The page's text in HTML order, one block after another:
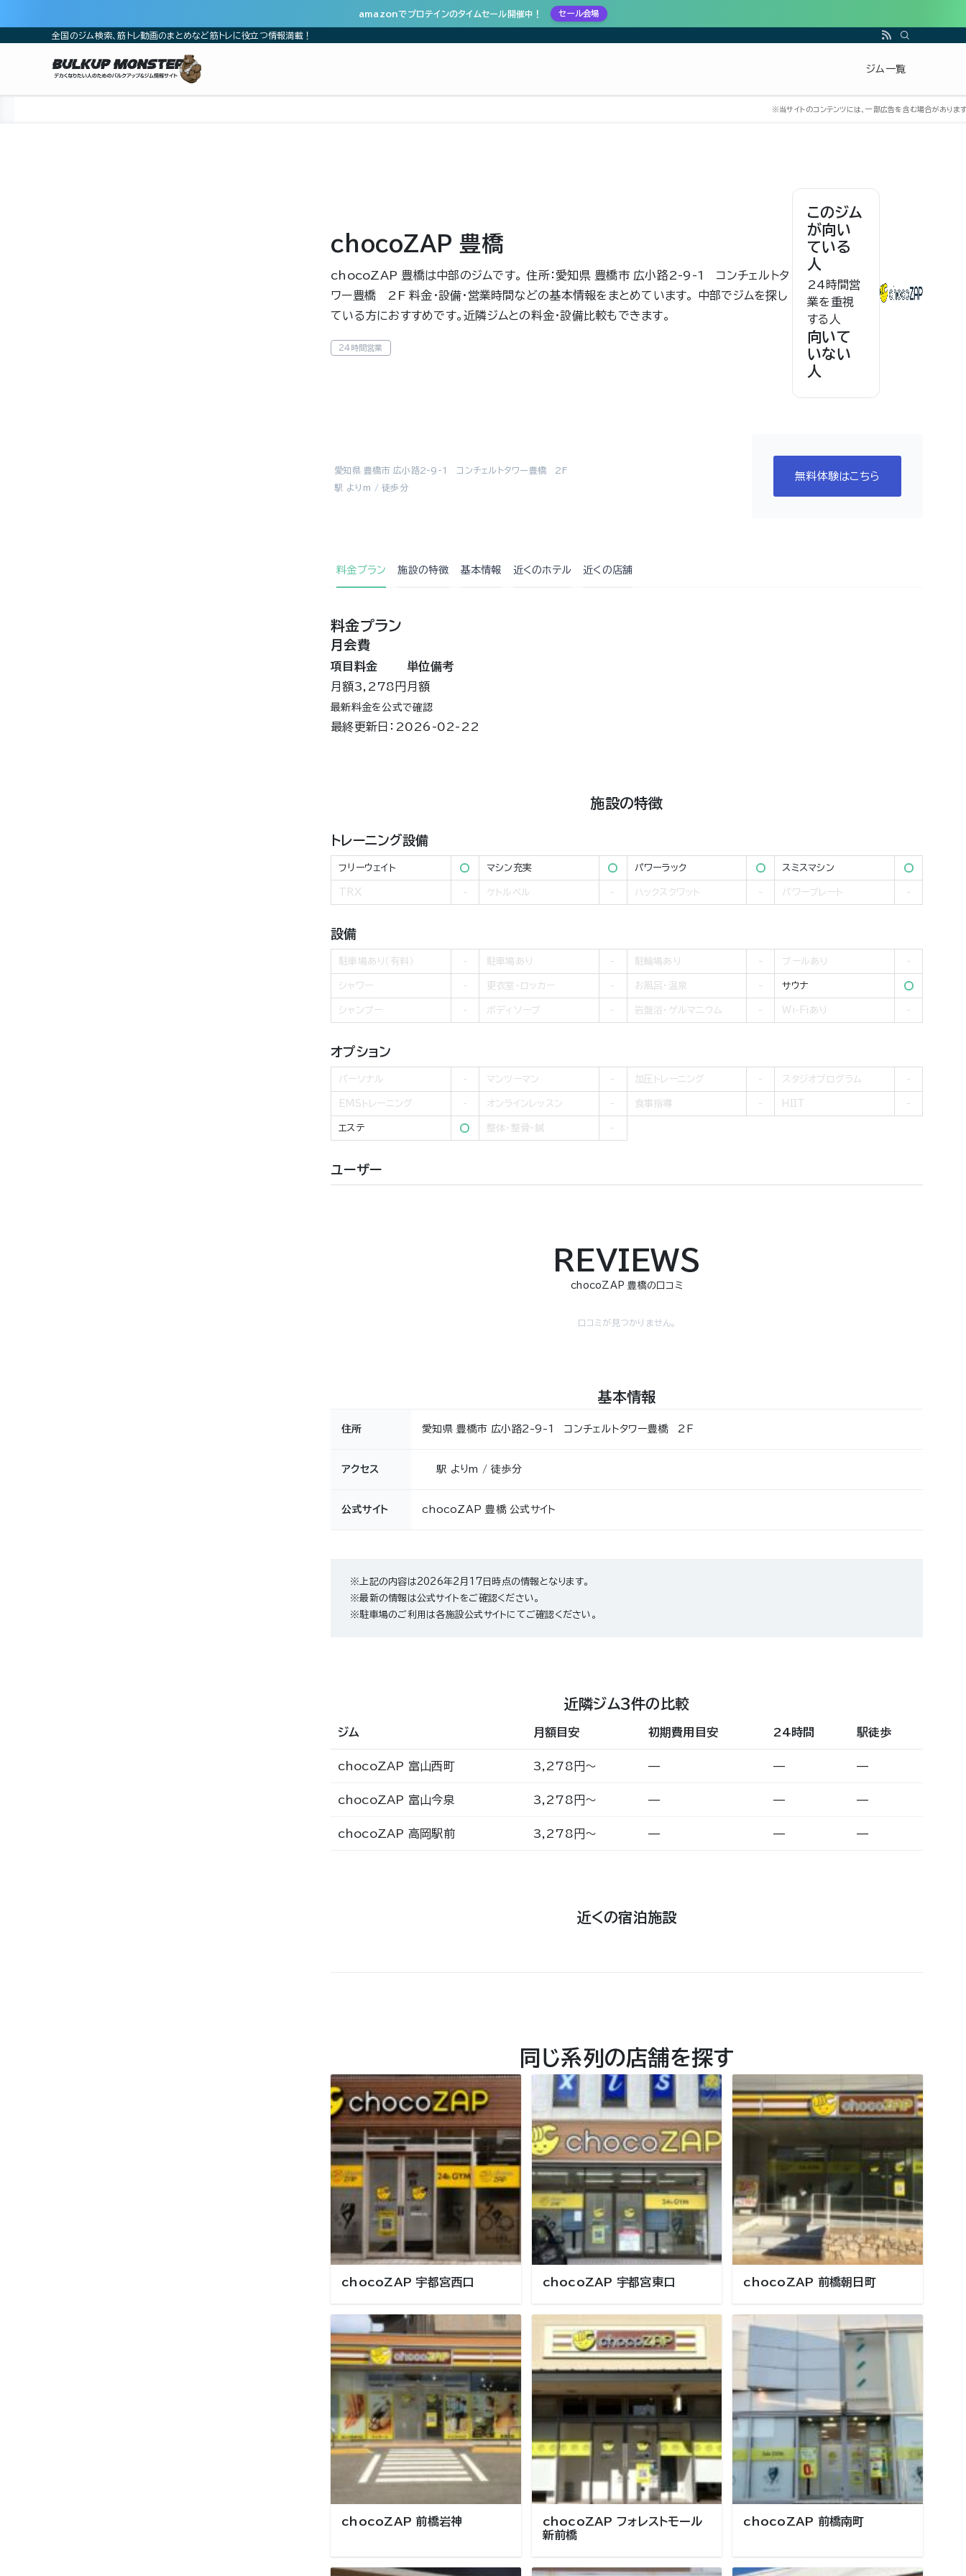
amazonでプロテインのタイムセール開催中！ セール会場
全国のジム検索、筋トレ動画のまとめなど筋トレに役立つ情報満載！
ジム一覧
chocoZAP 豊橋
chocoZAP 豊橋は中部のジムです。 住所：愛知県 豊橋市 広小路2-9-1 コンチェルトタ
ワー豊橋 2F 料金・設備・営業時間などの基本情報をまとめています。 中部でジムを探し
ている方におすすめです。近隣ジムとの料金・設備比較もできます。
24時間営業
このジム
が向い
ている
人
24時間営
業を重視
する人
向いて
いない
人
愛知県 豊橋市 広小路2-9-1 コンチェルトタワー豊橋 2F
駅 よりm / 徒歩分
無料体験はこちら
料金プラン 施設の特徴 基本情報 近くのホテル 近くの店舗
料金プラン
月会費
項目 料金 単位備考
月額3,278円 月額
最新料金を公式で確認
最終更新日：2026-02-22
施設の特徴
トレーニング設備
フリーウェイト マシン充実 パワーラック スミスマシン
TRX ケトルベル ハックスクワット パワープレート
設備
駐車場あり（有料） 駐車場あり 駐輪場あり プールあり
シャワー 更衣室・ロッカー お風呂・温泉 サウナ
シャンプー ボディソープ 岩盤浴・ゲルマニウム Wi-Fiあり
オプション
パーソナル マンツーマン 加圧トレーニング スタジオプログラム
EMSトレーニング オンラインレッスン 食事指導 HIIT
エステ 整体・整骨・鍼
ユーザー
REVIEWS
chocoZAP 豊橋の口コミ
口コミが見つかりません。
基本情報
住所 愛知県 豊橋市 広小路2-9-1 コンチェルトタワー豊橋 2F
アクセス 駅 よりm / 徒歩分
公式サイト chocoZAP 豊橋 公式サイト
※上記の内容は2026年2月17日時点の情報となります。
※最新の情報は公式サイトをご確認ください。
※駐車場のご利用は各施設公式サイトにてご確認ください。
近隣ジム3件の比較
ジム 月額目安 初期費用目安 24時間 駅徒歩
chocoZAP 富山西町 3,278円〜 — — —
chocoZAP 富山今泉 3,278円〜 — — —
chocoZAP 高岡駅前 3,278円〜 — — —
近くの宿泊施設
同じ系列の店舗を探す
chocoZAP 宇都宮西口 chocoZAP 宇都宮東口 chocoZAP 前橋朝日町
chocoZAP 前橋岩神
chocoZAP フォレストモール
新前橋
chocoZAP 前橋南町